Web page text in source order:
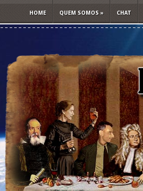
HOME QUEM SOMOS » CHAT